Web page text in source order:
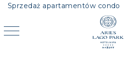
Sprzedaż apartamentów condo